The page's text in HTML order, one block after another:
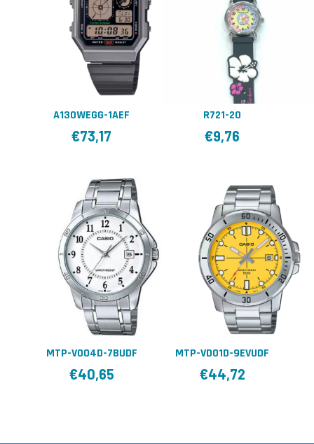
A130WEGG-1AEF
€73,17
R721-20
€9,76
MTP-V004D-7BUDF
€40,65
MTP-VD01D-9EVUDF
€44,72